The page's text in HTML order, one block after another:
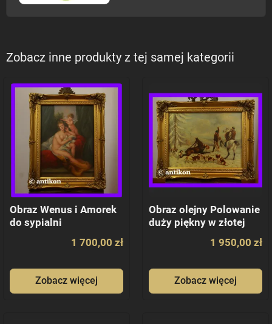
Zobacz inne produkty z tej samej kategorii
Obraz Wenus i Amorek
do sypialni
1 700,00 zł
Zobacz więcej
Obraz olejny Polowanie
duży piękny w złotej
1 950,00 zł
Zobacz więcej